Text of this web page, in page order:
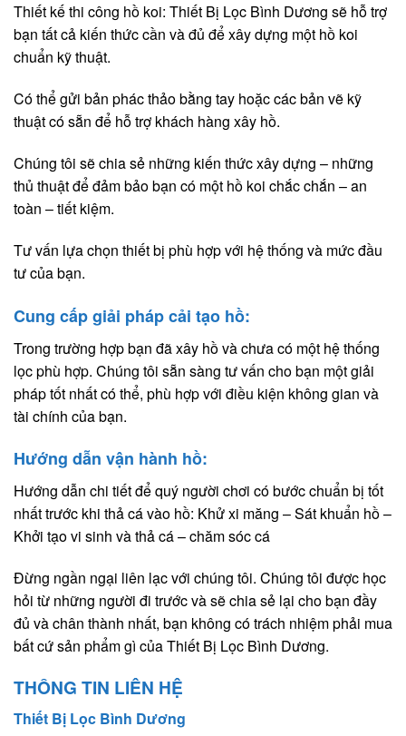
Thiết kế thi công hồ koi: Thiết Bị Lọc Bình Dương sẽ hỗ trợ
bạn tất cả kiến thức cần và đủ để xây dựng một hồ koi
chuẩn kỹ thuật.
Có thể gửi bản phác thảo bằng tay hoặc các bản vẽ kỹ
thuật có sẵn để hỗ trợ khách hàng xây hồ.
Chúng tôi sẽ chia sẻ những kiến thức xây dựng – những
thủ thuật để đảm bảo bạn có một hồ koi chắc chắn – an
toàn – tiết kiệm.
Tư vấn lựa chọn thiết bị phù hợp với hệ thống và mức đầu
tư của bạn.
Cung cấp giải pháp cải tạo hồ:
Trong trường hợp bạn đã xây hồ và chưa có một hệ thống
lọc phù hợp. Chúng tôi sẵn sàng tư vấn cho bạn một giải
pháp tốt nhất có thể, phù hợp với điều kiện không gian và
tài chính của bạn.
Hướng dẫn vận hành hồ:
Hướng dẫn chi tiết để quý người chơi có bước chuẩn bị tốt
nhất trước khi thả cá vào hồ: Khử xi măng – Sát khuẩn hồ –
Khởi tạo vi sinh và thả cá – chăm sóc cá
Đừng ngần ngại liên lạc với chúng tôi. Chúng tôi được học
hỏi từ những người đi trước và sẽ chia sẻ lại cho bạn đầy
đủ và chân thành nhất, bạn không có trách nhiệm phải mua
bất cứ sản phẩm gì của Thiết Bị Lọc Bình Dương.
THÔNG TIN LIÊN HỆ
Thiết Bị Lọc Bình Dương